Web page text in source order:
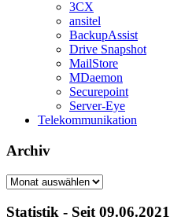
3CX
ansitel
BackupAssist
Drive Snapshot
MailStore
MDaemon
Securepoint
Server-Eye
Telekommunikation
Archiv
Archiv
Statistik - Seit 09.06.2021